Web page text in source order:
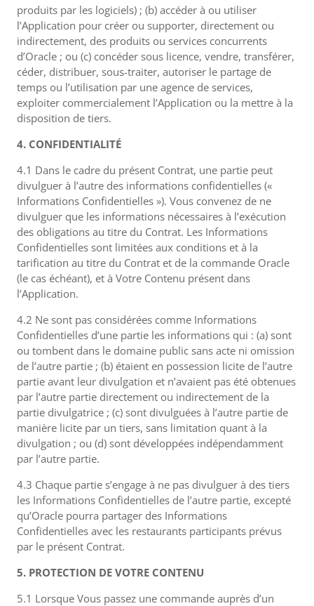
produits par les logiciels) ; (b) accéder à ou utiliser
l’Application pour créer ou supporter, directement ou
indirectement, des produits ou services concurrents
d’Oracle ; ou (c) concéder sous licence, vendre, transférer,
céder, distribuer, sous-traiter, autoriser le partage de
temps ou l’utilisation par une agence de services,
exploiter commercialement l’Application ou la mettre à la
disposition de tiers.
4. CONFIDENTIALITÉ
4.1 Dans le cadre du présent Contrat, une partie peut
divulguer à l’autre des informations confidentielles («
Informations Confidentielles »). Vous convenez de ne
divulguer que les informations nécessaires à l’exécution
des obligations au titre du Contrat. Les Informations
Confidentielles sont limitées aux conditions et à la
tarification au titre du Contrat et de la commande Oracle
(le cas échéant), et à Votre Contenu présent dans
l’Application.
4.2 Ne sont pas considérées comme Informations
Confidentielles d’une partie les informations qui : (a) sont
ou tombent dans le domaine public sans acte ni omission
de l’autre partie ; (b) étaient en possession licite de l’autre
partie avant leur divulgation et n’avaient pas été obtenues
par l’autre partie directement ou indirectement de la
partie divulgatrice ; (c) sont divulguées à l’autre partie de
manière licite par un tiers, sans limitation quant à la
divulgation ; ou (d) sont développées indépendamment
par l’autre partie.
4.3 Chaque partie s’engage à ne pas divulguer à des tiers
les Informations Confidentielles de l’autre partie, excepté
qu’Oracle pourra partager des Informations
Confidentielles avec les restaurants participants prévus
par le présent Contrat.
5. PROTECTION DE VOTRE CONTENU
5.1 Lorsque Vous passez une commande auprès d’un